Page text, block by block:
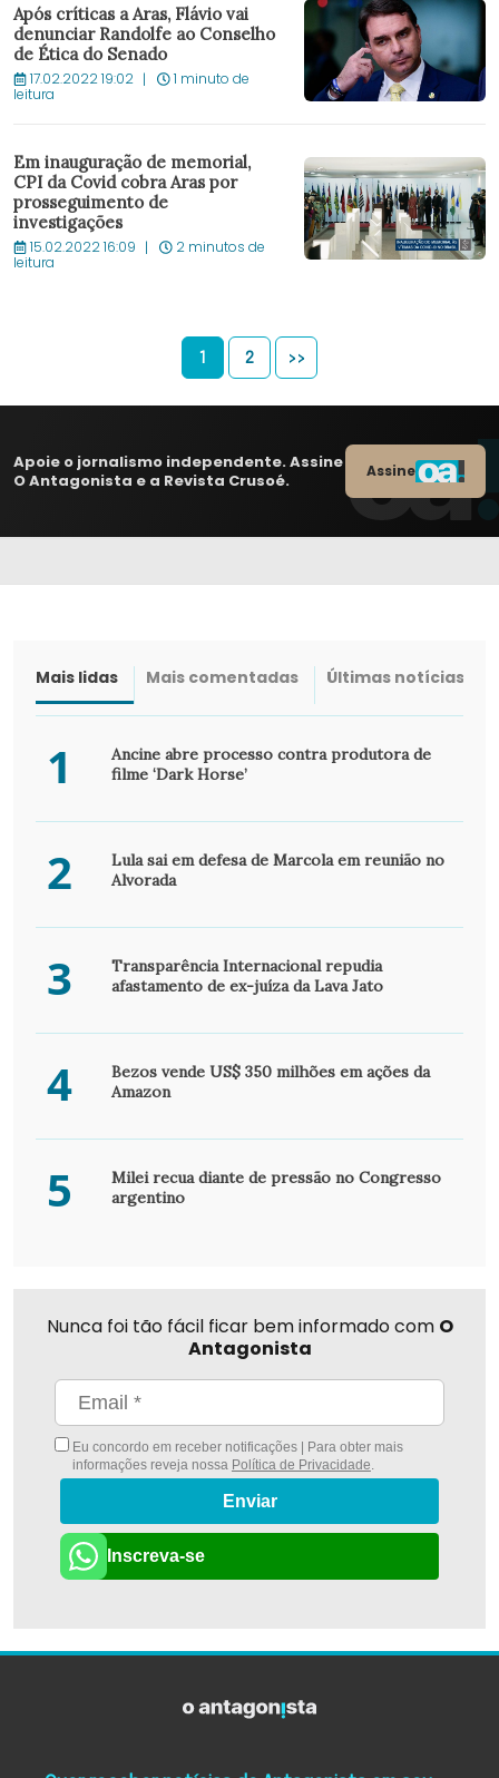
Após críticas a Aras, Flávio vai
denunciar Randolfe ao Conselho
de Ética do Senado
17.02.2022 19:02 1 minuto de
leitura
Em inauguração de memorial,
CPI da Covid cobra Aras por
prosseguimento de
investigações
15.02.2022 16:09 2 minutos de
leitura
1 2 >>
Apoie o jornalismo independente. Assine
O Antagonista e a Revista Crusoé.
Assine
Mais lidas Mais comentadas Últimas notícias
1
Ancine abre processo contra produtora de
filme ‘Dark Horse’
2
Lula sai em defesa de Marcola em reunião no
Alvorada
3
Transparência Internacional repudia
afastamento de ex-juíza da Lava Jato
4
Bezos vende US$ 350 milhões em ações da
Amazon
5
Milei recua diante de pressão no Congresso
argentino
Nunca foi tão fácil ficar bem informado com O
Antagonista
Eu concordo em receber notificações | Para obter mais
informações reveja nossa Política de Privacidade.
Enviar
Inscreva-se